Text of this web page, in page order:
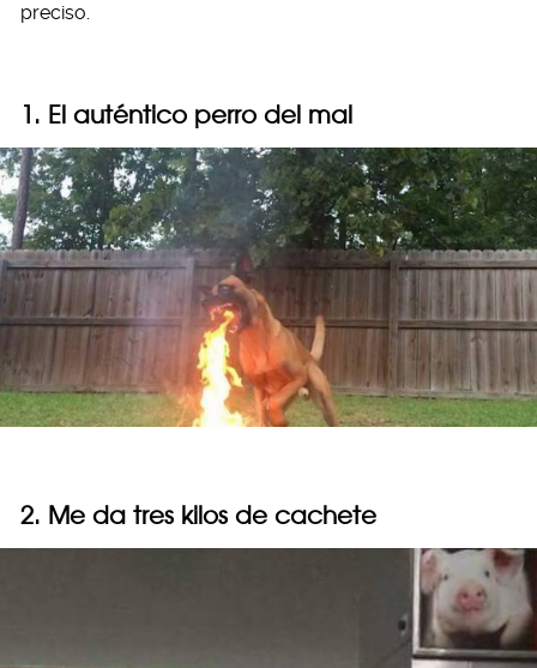
preciso.
1. El auténtico perro del mal
2. Me da tres kilos de cachete